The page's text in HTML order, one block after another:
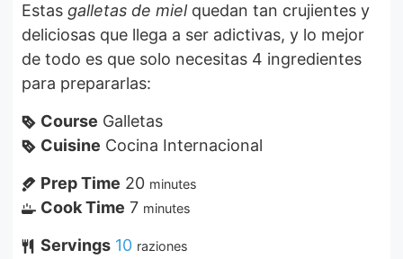
Estas galletas de mielquedan tan crujientes y
deliciosas que llega a ser adictivas, y lo mejor
de todo es que solo necesitas 4 ingredientes
para prepararlas:
Course Galletas
Cuisine Cocina Internacional
Prep Time 20 minutes
Cook Time 7 minutes
Servings 10 raziones